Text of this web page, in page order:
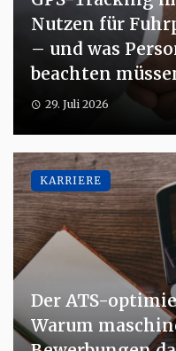
Nutzen für
– und was
beachten
29. Juli 2026
Der ATS-
Warum
KARRIERE